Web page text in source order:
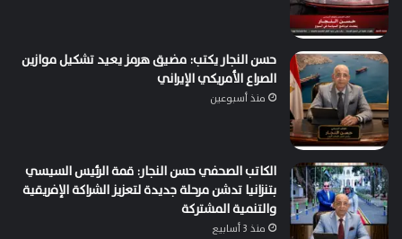
حسن النجار يكتب: مضيق هرمز يعيد تشكيل موازين
الصراع الأمريكي الإيراني
منذ أسبوعين
الكاتب الصحفي حسن النجار: قمة الرئيس السيسي
بتنزانيا تدشن مرحلة جديدة لتعزيز الشراكة الإفريقية
والتنمية المشتركة
منذ 3 أسابيع